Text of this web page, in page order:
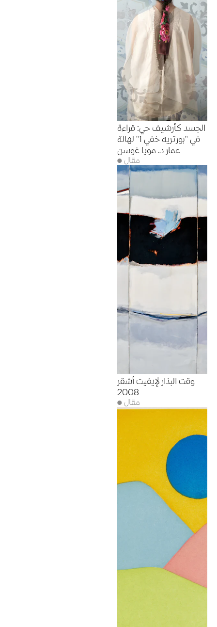
الجسد كأرشيف حي: قراءة
في "بورتريه خفي 1" لهالة
عمار د. مويا غوسن
● مقال
وقت البذار لإيفيت أشقر
2008
● مقال